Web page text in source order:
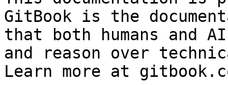
GitBook is the
that both humans and
and reason over
Learn more at